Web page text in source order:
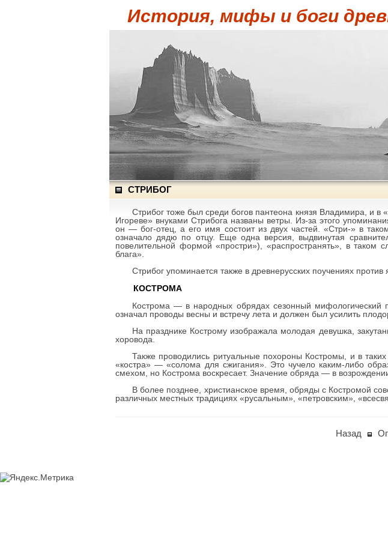
История, мифы и боги
СТРИБОГ
Стрибог тоже был среди богов пантеона князя Владимира, и
Игореве» внуками Стрибога названы ветры. Из-за этого
он — бог-отец, а его имя состоит из двух частей. «Стри-» в
означало дядю по отцу. Еще одна версия, выдвинутая
повелительной формой «простри»), «распространять», в таком
блага».
Стрибог упоминается также в древнерусских поучениях против
КОСТРОМА
Кострома — в народных обрядах сезонный
означал проводы весны и встречу лета и должен был усилить
На празднике Кострому изображала молодая девушка,
хоровода.
Также проводились ритуальные похороны Костромы, и в
«костра» — «солома для сжигания». Это чучело каким-либо
смехом, но Кострома воскресает. Значение обряда — в
В более позднее, христианское время, обряды с Костромой
различных местных традициях «русальным», «петровским»,
Назад